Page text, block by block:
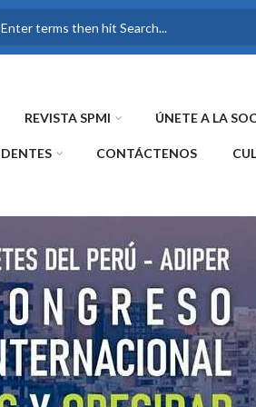
FORMULARIO DE
REVISTA SPMI ÚNETE A LA
CONTÁCTENOS